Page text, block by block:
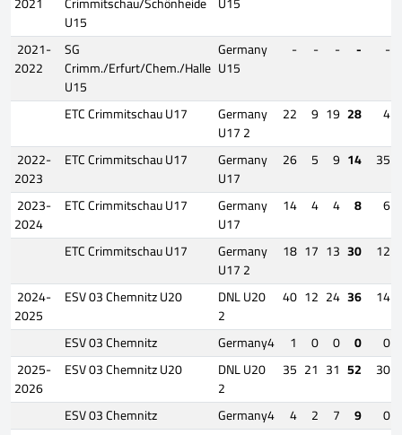
U15
2021-
2022
SG
Crimm./Erfurt/Chem./Halle
U15
Germany
U15
- - - - -
ETC Crimmitschau U17
Germany
U17 2
22 9 19 28 4
2022-
2023
ETC Crimmitschau U17
Germany
U17
26 5 9 14 35
2023-
2024
ETC Crimmitschau U17
Germany
U17
14 4 4 8 6
ETC Crimmitschau U17
Germany
U17 2
18 17 13 30 12
2024-
2025
ESV 03 Chemnitz U20
DNL U20
2
40 12 24 36 14
ESV 03 Chemnitz
Germany4 1 0 0 0 0
2025-
2026
ESV 03 Chemnitz U20
DNL U20
2
35 21 31 52 30
ESV 03 Chemnitz
Germany4 4 2 7 9 0